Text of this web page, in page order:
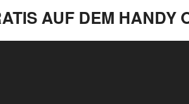
AUF DEM HANDY